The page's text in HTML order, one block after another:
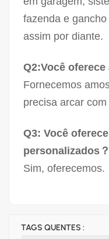
fazenda e
assim por diante.
Q2:Você
Fornecemos
precisa arcar
Q3: Você
personalizados？
Sim, oferecemos.
TAGS QUENTES :